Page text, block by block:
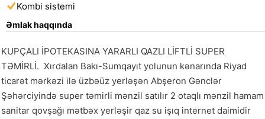
Kombi sistemi
Əmlak haqqında
KUPÇALI İPOTEKASINA YARARLI QAZLI LİFTLİ SUPER
TƏMİRLİ.  Xırdalan Bakı-Sumqayıt yolunun kənarında Riyad
ticarət mərkəzi ilə üzbəüz yerləşən Abşeron Gənclər
Şəhərciyində super təmirli mənzil satılır 2 otaqlı mənzil hamam
sanitar qovşağı mətbəx yerləşir qaz su işıq internet daimidir